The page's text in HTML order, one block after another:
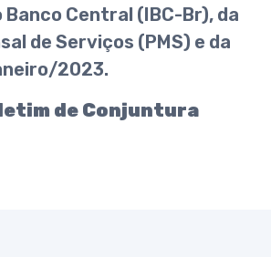
Banco Central (IBC-Br), da
de Serviços (PMS) e da
2023.
de Conjuntura